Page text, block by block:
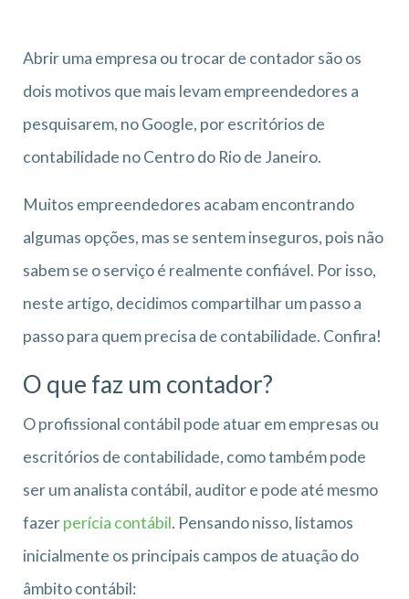
Abrir uma empresa ou trocar de contador são os
dois motivos que mais levam empreendedores a
pesquisarem, no Google, por escritórios de
contabilidade no Centro do Rio de Janeiro.
Muitos empreendedores acabam encontrando
algumas opções, mas se sentem inseguros, pois não
sabem se o serviço é realmente confiável. Por isso,
neste artigo, decidimos compartilhar um passo a
passo para quem precisa de contabilidade. Confira!
O que faz um contador?
O profissional contábil pode atuar em empresas ou
escritórios de contabilidade, como também pode
ser um analista contábil, auditor e pode até mesmo
fazerperícia contábil. Pensando nisso, listamos
inicialmente os principais campos de atuação do
âmbito contábil: